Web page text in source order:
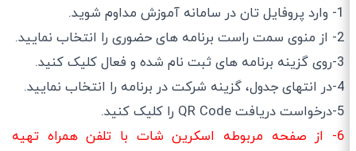
2- از منوی سمت راست برنامه های حضوری را انتخاب نمایید.
4-در انتهای جدول، گزینه شرکت در برنامه را انتخاب نمایید.
5-درخواست دریافت QR Code را کلیک کنید.
6- از صفحه مربوطه اسکرین شات با تلفن همراه تهیه